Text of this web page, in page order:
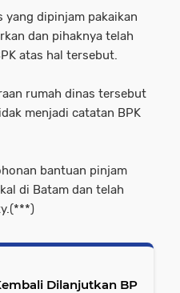
yang dipinjam pakaikan
dan pihaknya telah
atas hal tersebut.
rumah dinas tersebut
menjadi catatan BPK
bantuan pinjam
di Batam dan telah
Dilanjutkan BP